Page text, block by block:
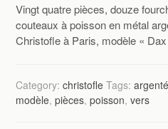
Vingt quatre pièces, douze
couteaux à poisson en métal
Christofle à Paris, modèle «
Category:christofle Tags:argenté
modèle,pièces,poisson,vers